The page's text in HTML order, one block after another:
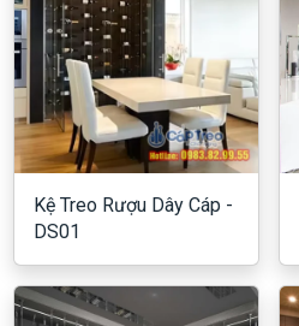
Kệ Treo Rượu Dây Cáp -
DS01